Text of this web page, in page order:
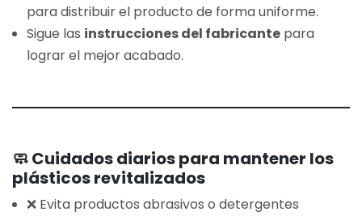
para distribuir el producto de forma uniforme.
Sigue las instrucciones del fabricante para
lograr el mejor acabado.
🧼 Cuidados diarios para mantener los
plásticos revitalizados
❌ Evita productos abrasivos o detergentes